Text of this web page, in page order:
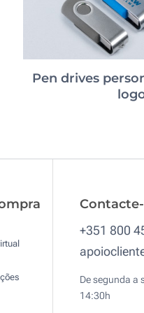
Pen drives
+351 800
De segunda a
14:30h